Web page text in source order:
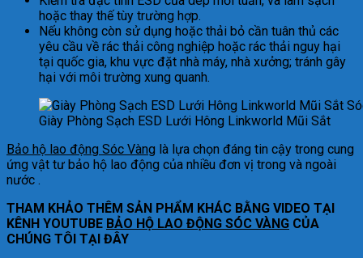
hoặc thay thế tùy trường hợp.
Nếu không còn sử dụng hoặc thải bỏ cần tuân thủ các
yêu cầu về rác thải công nghiệp hoặc rác thải nguy hại
tại quốc gia, khu vực đặt nhà máy, nhà xưởng; tránh gây
hại với môi trường xung quanh.
Giày Phòng Sạch ESD Lưới Hông Linkworld Mũi Sắt
Bảo hộ lao động Sóc Vàng là lựa chọn đáng tin cậy trong cung
ứng vật tư bảo hộ lao động của nhiều đơn vị trong và ngoài
nước .
THAM KHẢO THÊM SẢN PHẨM KHÁC BẰNG VIDEO TẠI
KÊNH YOUTUBE BẢO HỘ LAO ĐỘNG SÓC VÀNG CỦA
CHÚNG TÔI TẠI ĐÂY